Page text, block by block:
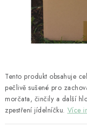
ČLÁNKY
HODNOCENÍ
OBCHODNÍ
Tento produkt obsahuje
pečlivě sušené pro
morčata, činčily a další
zpestření jídelníčku. Více